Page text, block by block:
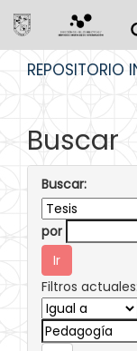
REPOSITORIO
Buscar
Buscar:
por
Filtros actuales: